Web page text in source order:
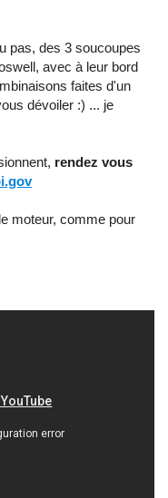
pas, des 3 soucoupes
avec à leur bord
faites d'un
dévoiler :) ... je
rendez vous
moteur, comme pour